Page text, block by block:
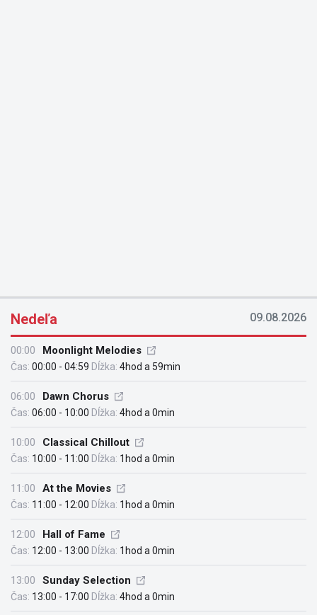
Nedeľa 09.08.2026
00:00 Moonlight Melodies
Čas: 00:00 - 04:59 Dĺžka: 4hod a 59min
06:00 Dawn Chorus
Čas: 06:00 - 10:00 Dĺžka: 4hod a 0min
10:00 Classical Chillout
Čas: 10:00 - 11:00 Dĺžka: 1hod a 0min
11:00 At the Movies
Čas: 11:00 - 12:00 Dĺžka: 1hod a 0min
12:00 Hall of Fame
Čas: 12:00 - 13:00 Dĺžka: 1hod a 0min
13:00 Sunday Selection
Čas: 13:00 - 17:00 Dĺžka: 4hod a 0min